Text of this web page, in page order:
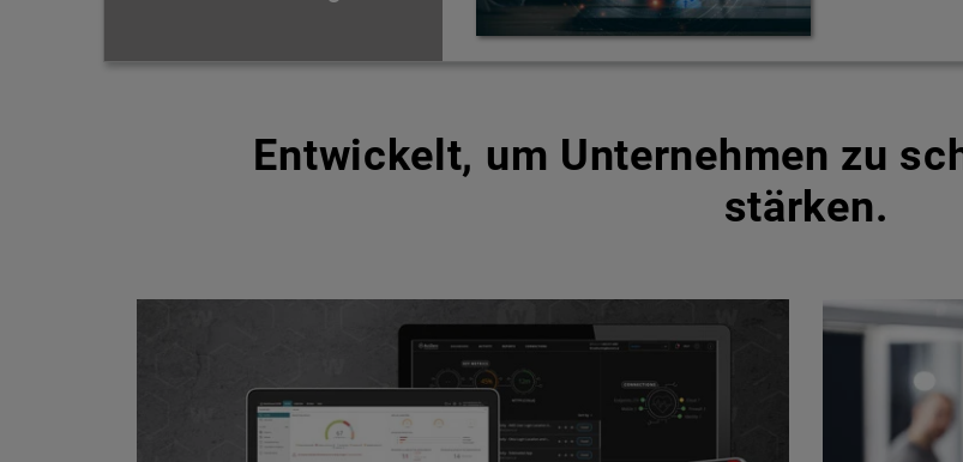
Entwickelt, um Unternehmen zu
stärken.